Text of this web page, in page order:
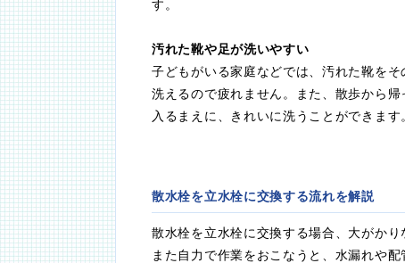
す。
汚れた靴や足が洗いやすい
子どもがいる家庭などでは、汚れた靴を
洗えるので疲れません。また、散歩から
入るまえに、きれいに洗うことができます
散水栓を立水栓に交換する流れを解説
散水栓を立水栓に交換する場合、大がか
また自力で作業をおこなうと、水漏れや